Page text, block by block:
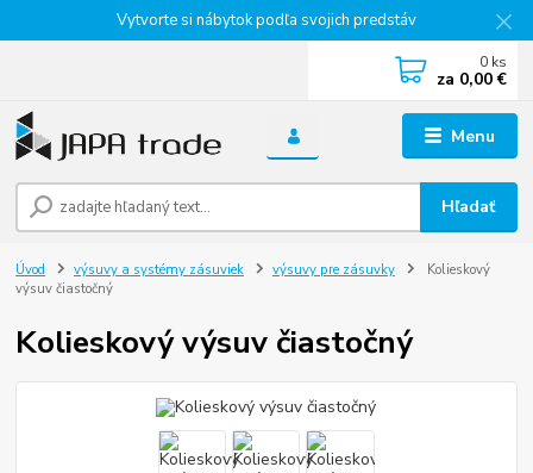
Vytvorte si nábytok podľa svojich predstáv
Menu
Hľadať
0 ks
za 0,00 €
Úvod výsuvy a systémy zásuviek výsuvy pre zásuvky
Kolieskový
výsuv čiastočný
Kolieskový výsuv čiastočný